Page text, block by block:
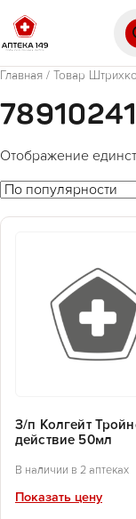
Главная / Товар
Отображение
З/п Колгейт
действие 50мл
В наличии в 2 аптеках
Показать цену